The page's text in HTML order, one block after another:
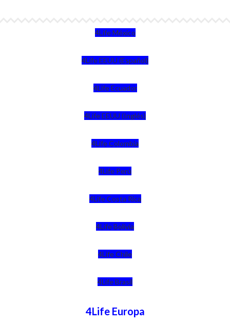
4Life México
4Life EEUU (Español)
4Life Ecuador
4Life EEUU (Inglés)
4Life Colombia
4Life Perú
4Life Costa Rica
4Life Bolivia
4Life Chile
4Life Brasil
4Life Europa